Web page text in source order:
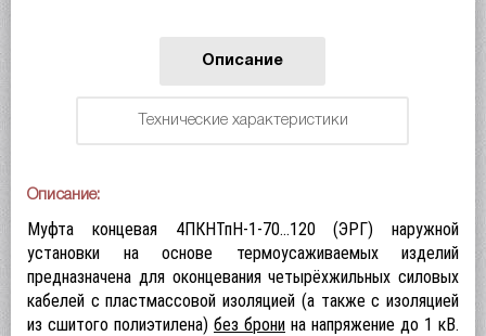
Описание
Технические характеристики
Описание:
Муфта концевая 4ПКНТпН-1-70…120 (ЭРГ) наружной
установки на основе термоусаживаемых изделий
предназначена для оконцевания четырёхжильных силовых
кабелей с пластмассовой изоляцией (а также с изоляцией
из сшитого полиэтилена) без брони на напряжение до 1 кВ.